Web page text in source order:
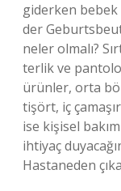
giderken bebek
der
neler olmalı?
terlik ve
ürünler, orta
tişört, iç
ise kişisel
ihtiyaç
Hastaneden